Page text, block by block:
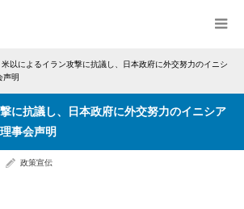
米以によるイラン攻撃に抗議し、日本政府に外交努力のイニシ
声明
に抗議し、日本政府に外交努力のイニシア
事会声明
政策宣伝